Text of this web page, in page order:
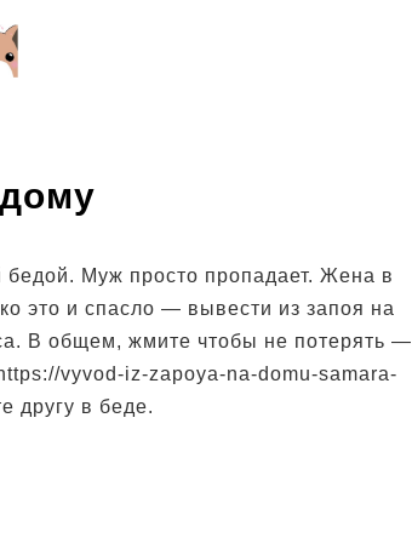
Муж просто пропадает. Жена в
это и спасло — вывести из запоя на
В общем, жмите чтобы не потерять —
vyvod-iz-zapoya-na-domu-samara-
другу в беде.